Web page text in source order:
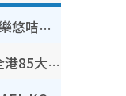
長者優惠｜OK便利店推樂悠咭優惠！買麵包/牛奶/保健品拍卡即減
【8月生日優惠2026】全港85大食買玩著數攻略 自助餐/火鍋放題同行免費＋誠品/DONKI送現金券